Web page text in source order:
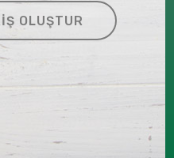
OLUŞTUR